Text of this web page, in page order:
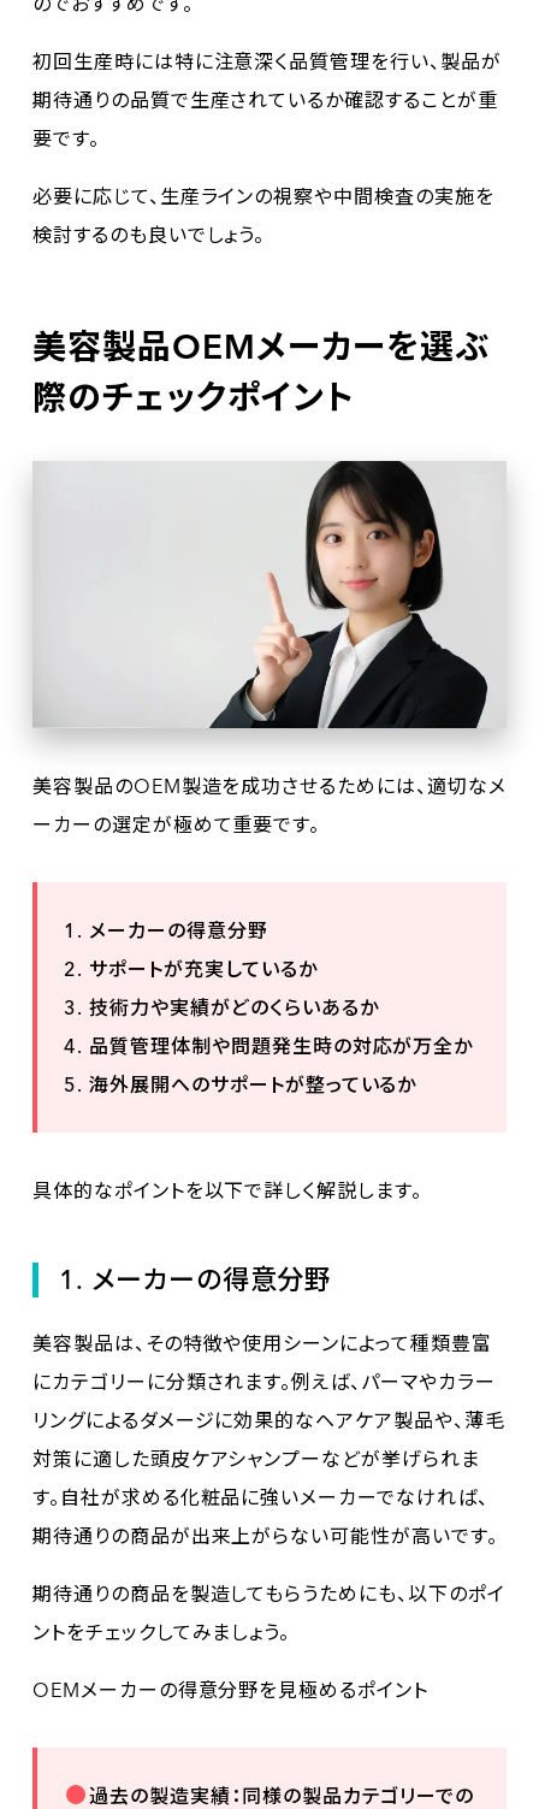
初回生産時には特に注意深く品質管理を行い、製品が
期待通りの品質で生産されているか確認することが重
要です。
必要に応じて、生産ラインの視察や中間検査の実施を
検討するのも良いでしょう。
美容製品OEMメーカーを選ぶ
際のチェックポイント
美容製品のOEM製造を成功させるためには、適切なメ
ーカーの選定が極めて重要です。
メーカーの得意分野
サポートが充実しているか
技術力や実績がどのくらいあるか
品質管理体制や問題発生時の対応が万全か
海外展開へのサポートが整っているか
具体的なポイントを以下で詳しく解説します。
1. メーカーの得意分野
美容製品は、その特徴や使用シーンによって種類豊富
にカテゴリーに分類されます。例えば、パーマやカラー
リングによるダメージに効果的なヘアケア製品や、薄毛
対策に適した頭皮ケアシャンプーなどが挙げられま
す。自社が求める化粧品に強いメーカーでなければ、
期待通りの商品が出来上がらない可能性が高いです。
期待通りの商品を製造してもらうためにも、以下のポイ
ントをチェックしてみましょう。
OEMメーカーの得意分野を見極めるポイント
過去の製造実績：同様の製品カテゴリーでの